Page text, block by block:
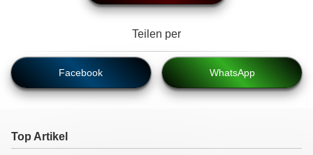
Teilen per
Facebook WhatsApp
Top Artikel